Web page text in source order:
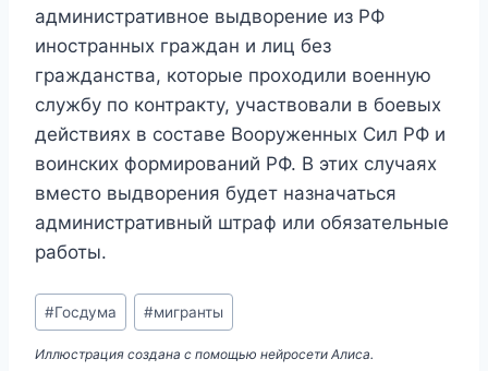
административное выдворение из РФ
иностранных граждан и лиц без
гражданства, которые проходили военную
службу по контракту, участвовали в боевых
действиях в составе Вооруженных Сил РФ и
воинских формирований РФ. В этих случаях
вместо выдворения будет назначаться
административный штраф или обязательные
работы.
Метки
записи:
#Госдума #мигранты
Иллюстрация создана с помощью нейросети Алиса.